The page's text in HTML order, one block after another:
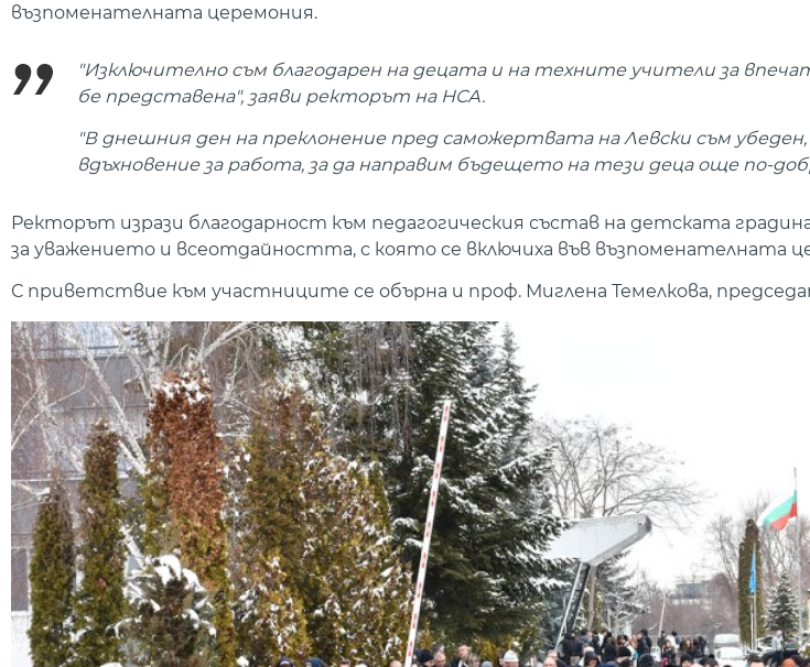
възпоменателната церемония.
"Изключително съм благодарен на децата и на техните учители за
бе представена", заяви ректорът на НСА.
"В днешния ден на преклонение пред саможертвата на Левски съм
вдъхновение за работа, за да направим бъдещето на тези деца още по-
Ректорът изрази благодарност към педагогическия състав на детската
за уважението и всеотдайността, с която се включиха във възпоменателната
С приветствие към участниците се обърна и проф. Миглена Темелкова,